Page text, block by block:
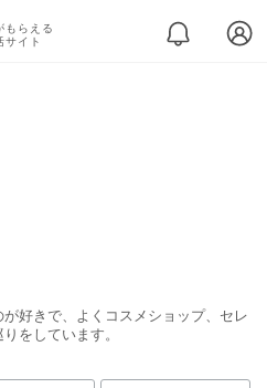
もらえる
サイト
好きで、よくコスメショップ、セレ
をしています。